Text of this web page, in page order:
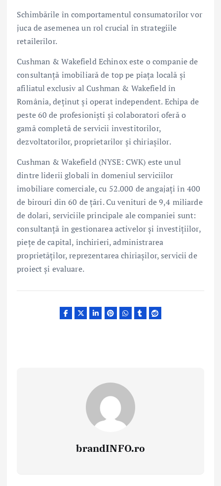
Schimbările în comportamentul consumatorilor vor
juca de asemenea un rol crucial în strategiile
retailerilor.
Cushman & Wakefield Echinox este o companie de
consultanţă imobiliară de top pe piaţa locală şi
afiliatul exclusiv al Cushman & Wakefield în
România, deținut și operat independent. Echipa de
peste 60 de profesioniști și colaboratori oferă o
gamă completă de servicii investitorilor,
dezvoltatorilor, proprietarilor și chiriașilor.
Cushman & Wakefield (NYSE: CWK) este unul
dintre liderii globali în domeniul serviciilor
imobiliare comerciale, cu 52.000 de angajați în 400
de birouri din 60 de țări. Cu venituri de 9,4 miliarde
de dolari, serviciile principale ale companiei sunt:
consultanță în gestionarea activelor şi investițiilor,
piețe de capital, închirieri, administrarea
proprietăților, reprezentarea chiriașilor, servicii de
proiect și evaluare.
brandINFO.ro